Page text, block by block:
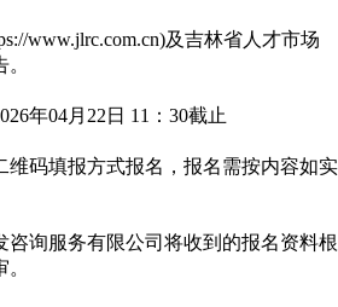
www.jlrc.com.cn)及吉林省人才市场
年04月22日 11：30截止
码填报方式报名，报名需按内容如实
询服务有限公司将收到的报名资料根